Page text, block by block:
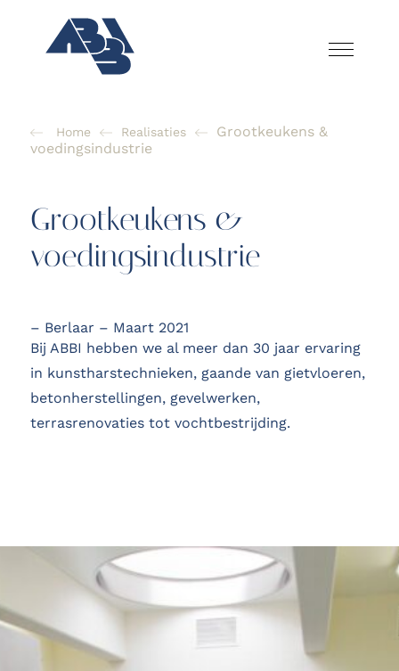
Home Realisaties
Grootkeukens &
voedingsindustrie
Grootkeukens &
voedingsindustrie
– Berlaar – Maart 2021
Bij ABBI hebben we al meer dan 30 jaar ervaring
in kunstharstechnieken, gaande van gietvloeren,
betonherstellingen, gevelwerken,
terrasrenovaties tot vochtbestrijding.